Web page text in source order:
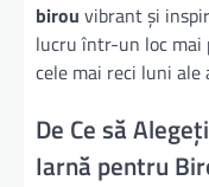
birou vibrant și
lucru într-un loc mai
cele mai reci luni ale
De Ce să
Iarnă pentru